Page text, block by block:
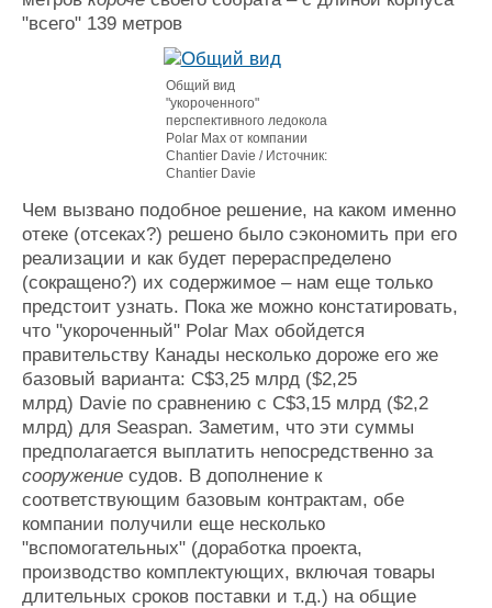
"всего" 139 метров
Общий вид
"укороченного"
перспективного ледокола
Polar Maх от компании
Chantier Davie / Источник:
Chantier Davie
Чем вызвано подобное решение, на каком именно
отеке (отсеках?) решено было сэкономить при его
реализации и как будет перераспределено
(сокращено?) их содержимое – нам еще только
предстоит узнать. Пока же можно констатировать,
что "укороченный" Polar Max обойдется
правительству Канады несколько дороже его же
базовый варианта: C$3,25 млрд ($2,25
млрд) Davie по сравнению с C$3,15 млрд ($2,2
млрд) для Seaspan. Заметим, что эти суммы
предполагается выплатить непосредственно за
сооружение судов. В дополнение к
соответствующим базовым контрактам, обе
компании получили еще несколько
"вспомогательных" (доработка проекта,
производство комплектующих, включая товары
длительных сроков поставки и т.д.) на общие